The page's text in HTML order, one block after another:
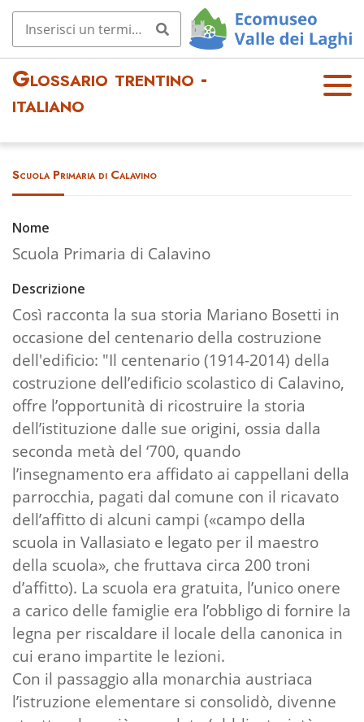
Glossario trentino -
italiano
OPE
Scuola Primaria di Calavino
Nome
Scuola Primaria di Calavino
Descrizione
Così racconta la sua storia Mariano Bosetti in
occasione del centenario della costruzione
dell'edificio: "Il centenario (1914-2014) della
costruzione dell’edificio scolastico di Calavino,
offre l’opportunità di ricostruire la storia
dell’istituzione dalle sue origini, ossia dalla
seconda metà del ‘700, quando
l’insegnamento era affidato ai cappellani della
parrocchia, pagati dal comune con il ricavato
dell’affitto di alcuni campi («campo della
scuola in Vallasiato e legato per il maestro
della scuola», che fruttava circa 200 troni
d’affitto). La scuola era gratuita, l’unico onere
a carico delle famiglie era l’obbligo di fornire la
legna per riscaldare il locale della canonica in
cui erano impartite le lezioni.
Con il passaggio alla monarchia austriaca
l’istruzione elementare si consolidò, divenne